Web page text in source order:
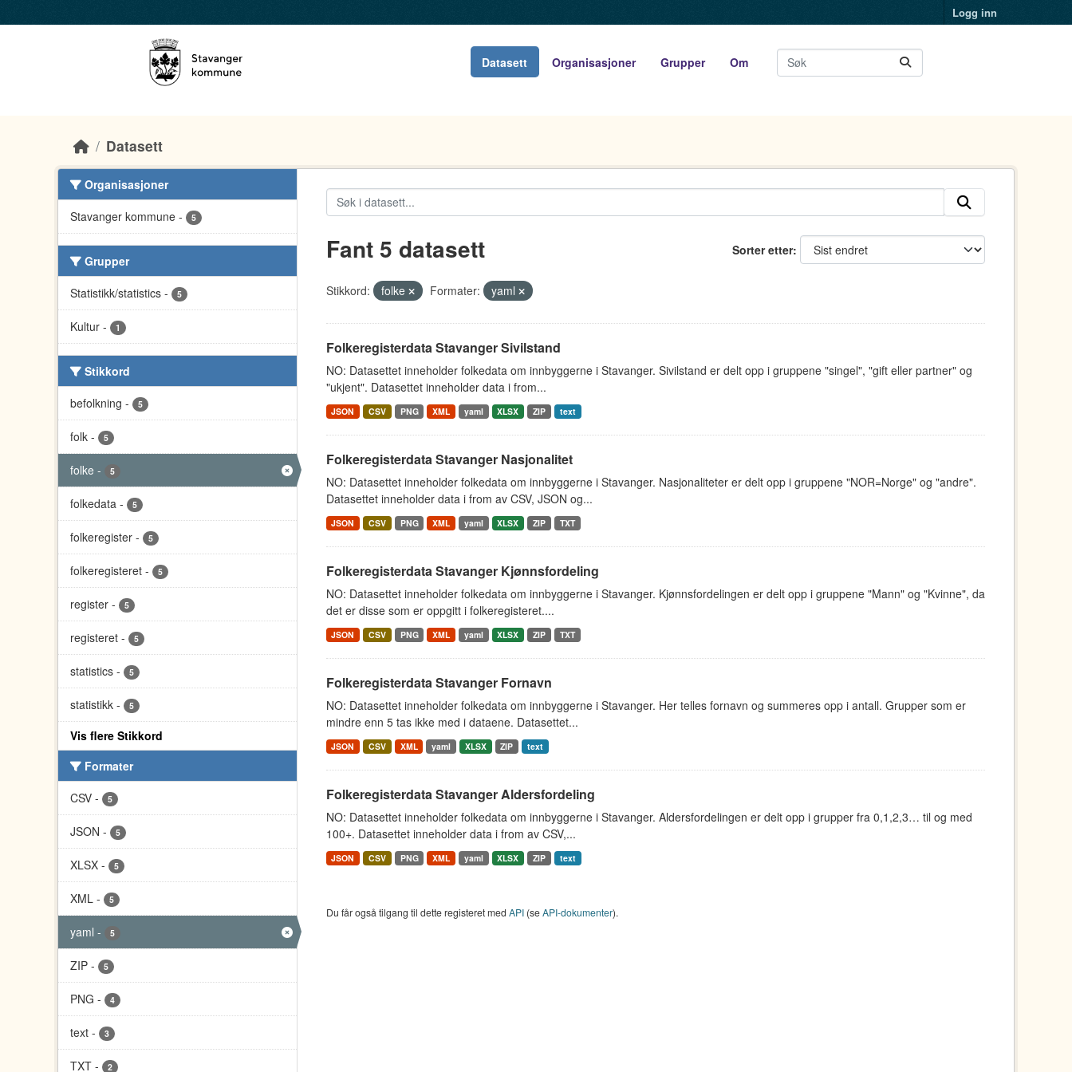
Logg inn
Datasett Organisasjoner Grupper Om
Datasett
Organisasjoner
Stavanger kommune - 5
Grupper
Statistikk/statistics - 5
Kultur - 1
Stikkord
befolkning - 5
folk - 5
folke - 5
folkedata - 5
folkeregister - 5
folkeregisteret - 5
register - 5
registeret - 5
statistics - 5
statistikk - 5
Vis flere Stikkord
Formater
CSV - 5
JSON - 5
XLSX - 5
XML - 5
yaml - 5
ZIP - 5
PNG - 4
text - 3
TXT - 2
Sorter etter
Fant 5 datasett
Stikkord: folke Formater: yaml
Folkeregisterdata Stavanger Sivilstand
NO: Datasettet inneholder folkedata om innbyggerne i Stavanger. Sivilstand er delt opp i gruppene "singel", "gift eller partner" og
"ukjent". Datasettet inneholder data i from...
JSON CSV PNG XML yaml XLSX ZIP text
Folkeregisterdata Stavanger Nasjonalitet
NO: Datasettet inneholder folkedata om innbyggerne i Stavanger. Nasjonaliteter er delt opp i gruppene "NOR=Norge" og "andre".
Datasettet inneholder data i from av CSV, JSON og...
JSON CSV PNG XML yaml XLSX ZIP TXT
Folkeregisterdata Stavanger Kjønnsfordeling
NO: Datasettet inneholder folkedata om innbyggerne i Stavanger. Kjønnsfordelingen er delt opp i gruppene "Mann" og "Kvinne", da
det er disse som er oppgitt i folkeregisteret....
JSON CSV PNG XML yaml XLSX ZIP TXT
Folkeregisterdata Stavanger Fornavn
NO: Datasettet inneholder folkedata om innbyggerne i Stavanger. Her telles fornavn og summeres opp i antall. Grupper som er
mindre enn 5 tas ikke med i dataene. Datasettet...
JSON CSV XML yaml XLSX ZIP text
Folkeregisterdata Stavanger Aldersfordeling
NO: Datasettet inneholder folkedata om innbyggerne i Stavanger. Aldersfordelingen er delt opp i grupper fra 0,1,2,3… til og med
100+. Datasettet inneholder data i from av CSV,...
JSON CSV PNG XML yaml XLSX ZIP text
Du får også tilgang til dette registeret med API(seAPI-dokumenter).